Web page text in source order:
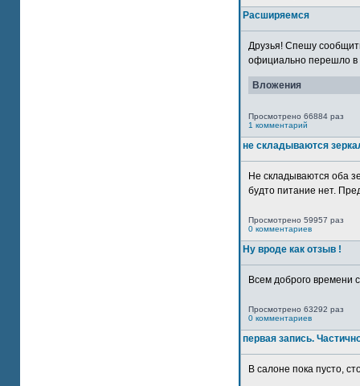
Расширяемся
Друзья! Спешу
официально перешло в
Вложения
Просмотрено 66884 раз
1 комментарий
не складываются
Не складываются оба
будто питание нет.
Просмотрено 59957 раз
0 комментариев
Ну вроде как отзыв !
Всем доброго времени
Просмотрено 63292 раз
0 комментариев
первая запись.
В салоне пока пусто,